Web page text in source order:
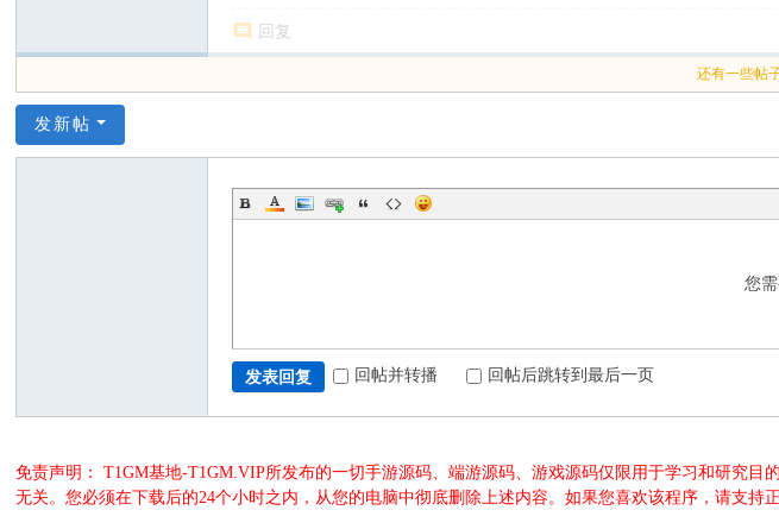
回复
还有一些帖
发新帖
您
发表回复 回帖并转播 回帖后跳转到最后一页
免责声明： T1GM基地-T1GM.VIP所发布的一切手游源码、端游源码、游戏源码仅限用于学习和研究
无关。您必须在下载后的24个小时之内，从您的电脑中彻底删除上述内容。如果您喜欢该程序，请支持